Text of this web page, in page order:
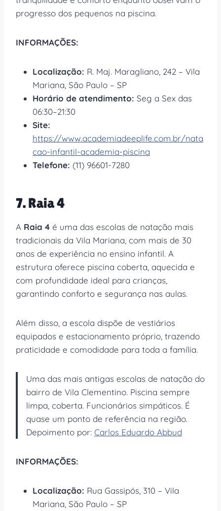
progresso dos pequenos na piscina.
INFORMAÇÕES:
Localização: R. Maj. Maragliano, 242 – Vila
Mariana, São Paulo – SP
Horário de atendimento: Seg a Sex das
06:30–21:30
Site:
https://www.academiadeeplife.com.br/nata
cao-infantil-academia-piscina
Telefone: (11) 96601-7280
7. Raia 4
A Raia 4 é uma das escolas de natação mais
tradicionais da Vila Mariana, com mais de 30
anos de experiência no ensino infantil. A
estrutura oferece piscina coberta, aquecida e
com profundidade ideal para crianças,
garantindo conforto e segurança nas aulas.
Além disso, a escola dispõe de vestiários
equipados e estacionamento próprio, trazendo
praticidade e comodidade para toda a família.
Uma das mais antigas escolas de natação do
bairro de Vila Clementino. Piscina sempre
limpa, coberta. Funcionários simpáticos. É
quase um ponto de referência na região.
Depoimento por: Carlos Eduardo Abbud
INFORMAÇÕES:
Localização: Rua Gassipós, 310 – Vila
Mariana, São Paulo – SP